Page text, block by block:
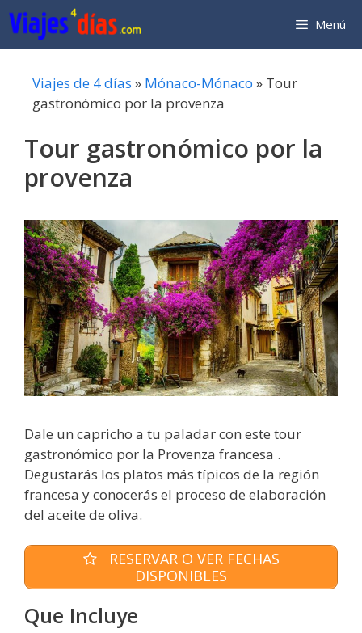
Saltar
al
contenido
Menú
Viajes de 4 días » Mónaco-Mónaco » Tour
gastronómico por la provenza
Tour gastronómico por la
provenza
Dale un capricho a tu paladar con este tour
gastronómico por la Provenza francesa .
Degustarás los platos más típicos de la región
francesa y conocerás el proceso de elaboración
del aceite de oliva.
RESERVAR O VER FECHAS
DISPONIBLES
Que Incluye